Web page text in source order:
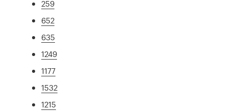
259
652
635
1249
1177
1532
1215